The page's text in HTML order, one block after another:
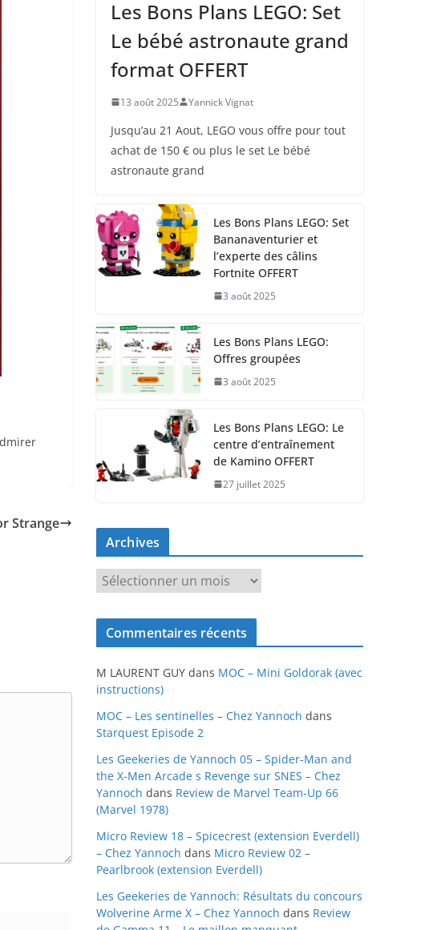
Strange
Les Bons Plans LEGO: Set
Le bébé astronaute grand
format OFFERT
13 août 2025 Yannick Vignat
Jusqu’au 21 Aout, LEGO vous offre pour tout
achat de 150 € ou plus le set Le bébé
astronaute grand
Les Bons Plans LEGO: Set
Bananaventurier et
l’experte des câlins
Fortnite OFFERT
3 août 2025
Les Bons Plans LEGO:
Offres groupées
3 août 2025
Les Bons Plans LEGO: Le
centre d’entraînement
de Kamino OFFERT
27 juillet 2025
Archives
r
c
v
e
s
Commentaires récents
M LAURENT GUY dans MOC – Mini Goldorak (avec
instructions)
MOC – Les sentinelles – Chez Yannoch dans
Starquest Episode 2
Les Geekeries de Yannoch 05 – Spider-Man and
the X-Men Arcade s Revenge sur SNES – Chez
Yannoch dans Review de Marvel Team-Up 66
(Marvel 1978)
Micro Review 18 – Spicecrest (extension Everdell)
– Chez Yannoch dans Micro Review 02 –
Pearlbrook (extension Everdell)
Les Geekeries de Yannoch: Résultats du concours
Wolverine Arme X – Chez Yannoch dans Review